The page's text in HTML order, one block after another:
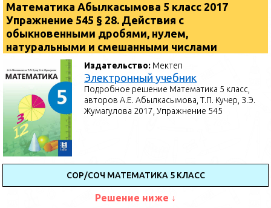
Математика ⁠Абылкасымова 5 класс 2017
Упражнение 545 § 28. Действия с
обыкновенными дробями, нулем,
натуральными и смешанными числами
Издательство: Мектеп
Электронный учебник
Подробное решение Математика 5 класс,
авторов А.Е. Абылкасымова, Т.П. Кучер, З.Э.
Жумагулова 2017, Упражнение 545
СОР/СОЧ МАТЕМАТИКА 5 КЛАСС
Решение ниже ↓